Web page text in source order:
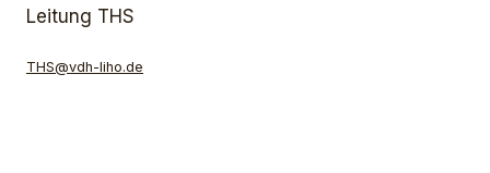
Leitung THS
THS@vdh-liho.de